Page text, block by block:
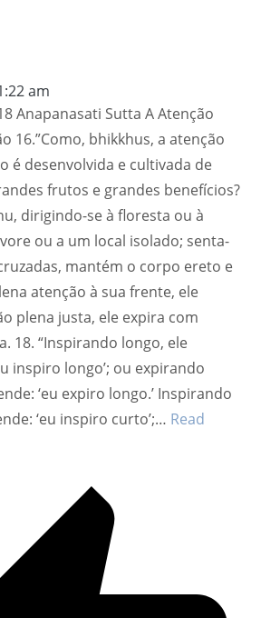
am
Anapanasati Sutta A Atenção
16.”Como, bhikkhus, a atenção
é desenvolvida e cultivada de
frutos e grandes benefícios?
dirigindo-se à floresta ou à
ou a um local isolado; senta-
mantém o corpo ereto e
atenção à sua frente, ele
plena justa, ele expira com
18. “Inspirando longo, ele
inspiro longo’; ou expirando
‘eu expiro longo.’ Inspirando
‘eu inspiro curto’;… Read